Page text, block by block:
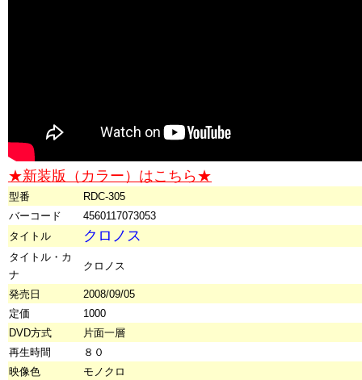
★新装版（カラー）はこちら★
型番
RDC-305
バーコード
4560117073053
タイトル
クロノス
タイトル・カ
ナ
クロノス
発売日
2008/09/05
定価
1000
DVD方式
片面一層
再生時間
８０
映像色
モノクロ